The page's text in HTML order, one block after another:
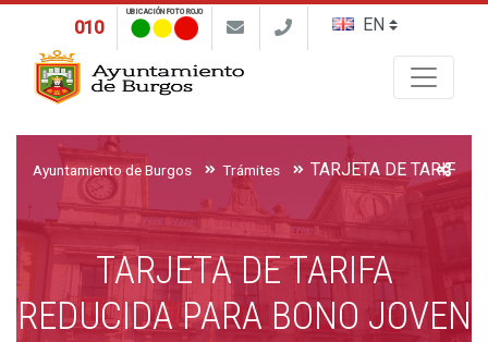
010
UBICACIÓN FOTO ROJO
Ayuntamiento de Burgos Trámites
TARJETA DE TARIFA
REDUCIDA PARA BONO JOVEN